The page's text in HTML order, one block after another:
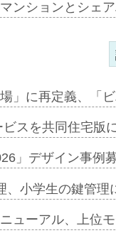
ンションとシェ
」に再定義、「
ビスを共同住宅
」デザイン事例
、小学生の鍵管
ニューアル、上